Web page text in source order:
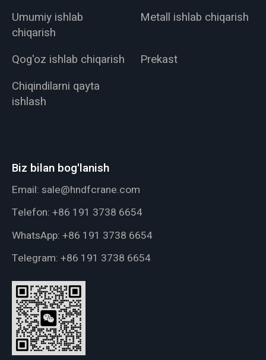
Umumiy ishlab
chiqarish
Metall ishlab chiqarish
Qog'oz ishlab chiqarish
Prekast
Chiqindilarni qayta
ishlash
Biz bilan bog'lanish
Email: sale@hndfcrane.com
Telefon: +86 191 3738 6654
WhatsApp: +86 191 3738 6654
Telegram: +86 191 3738 6654